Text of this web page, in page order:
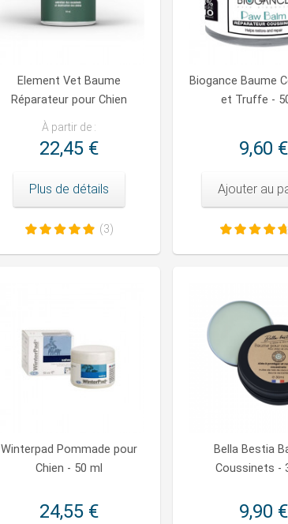
Element Vet Baume
Réparateur pour Chien
À partir de :
22,45 €
Plus de détails
(3)
Biogance Baume
et Truffe -
9,60 €
Ajouter au
Winterpad Pommade pour
Chien - 50 ml
24,55 €
Bella Bestia
Coussinets -
9,90 €